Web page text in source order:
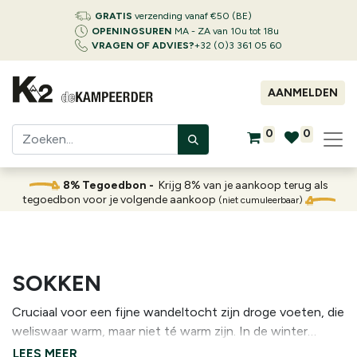
GRATIS verzending vanaf €50 (BE)
OPENINGSUREN MA - ZA van 10u tot 18u
VRAGEN OF ADVIES?+32 (0)3 361 05 60
AANMELDEN
0 0
8% Tegoedbon - Krijg 8% van je aankoop terug als
tegoedbon voor je volgende aankoop (niet cumuleerbaar)
SOKKEN
Cruciaal voor een fijne wandeltocht zijn droge voeten, die
weliswaar warm, maar niet té warm zijn. In de winter
betekent dit warme en droge kousen, liefst in combinatie